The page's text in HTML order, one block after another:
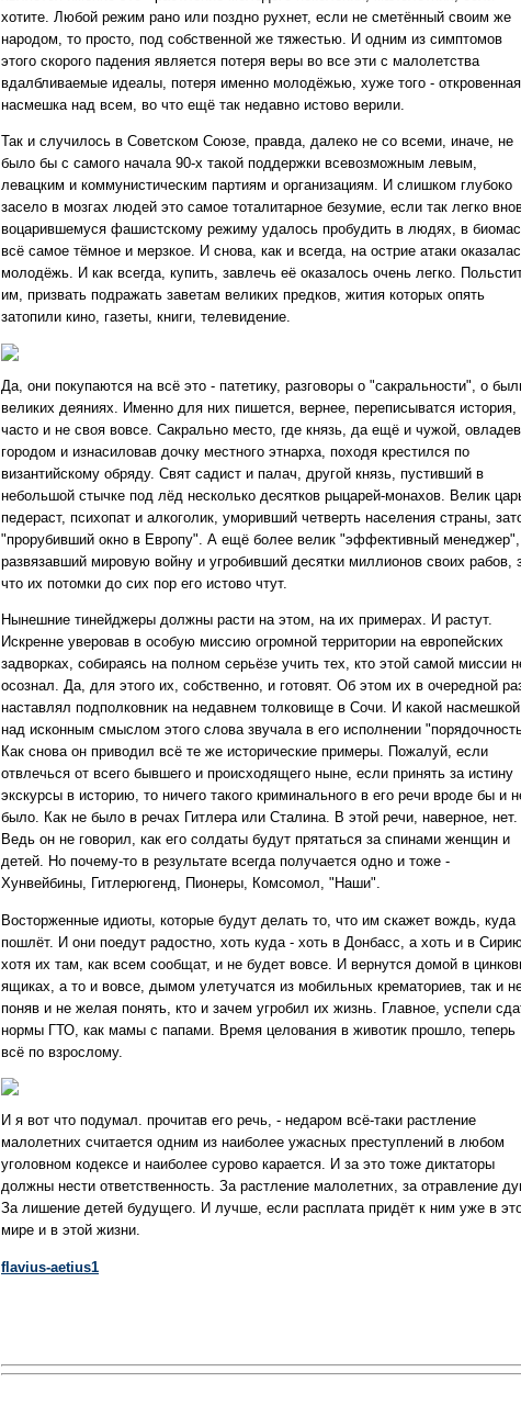
хотите. Любой режим рано или поздно рухнет, если не сметённый своим же
народом, то просто, под собственной же тяжестью. И одним из симптомов
этого скорого падения является потеря веры во все эти с малолетства
вдалбливаемые идеалы, потеря именно молодёжью, хуже того - откровенная
насмешка над всем, во что ещё так недавно истово верили.
Так и случилось в Советском Союзе, правда, далеко не со всеми, иначе, не
было бы с самого начала 90-х такой поддержки всевозможным левым,
левацким и коммунистическим партиям и организациям. И слишком глубоко
засело в мозгах людей это самое тоталитарное безумие, если так легко
воцарившемуся фашистскому режиму удалось пробудить в людях, в
всё самое тёмное и мерзкое. И снова, как и всегда, на острие атаки
молодёжь. И как всегда, купить, завлечь её оказалось очень легко.
им, призвать подражать заветам великих предков, жития которых опять
затопили кино, газеты, книги, телевидение.
Да, они покупаются на всё это - патетику, разговоры о "сакральности", о
великих деяниях. Именно для них пишется, вернее, переписыватся история,
часто и не своя вовсе. Сакрально место, где князь, да ещё и чужой, овладев
городом и изнасиловав дочку местного этнарха, походя крестился по
византийскому обряду. Свят садист и палач, другой князь, пустивший в
небольшой стычке под лёд несколько десятков рыцарей-монахов. Велик
педераст, психопат и алкоголик, уморивший четверть населения страны,
"прорубивший окно в Европу". А ещё более велик "эффективный менеджер",
развязавший мировую войну и угробивший десятки миллионов своих рабов,
что их потомки до сих пор его истово чтут.
Нынешние тинейджеры должны расти на этом, на их примерах. И растут.
Искренне уверовав в особую миссию огромной территории на европейских
задворках, собираясь на полном серьёзе учить тех, кто этой самой миссии
осознал. Да, для этого их, собственно, и готовят. Об этом их в очередной
наставлял подполковник на недавнем толковище в Сочи. И какой насмешкой
над исконным смыслом этого слова звучала в его исполнении
Как снова он приводил всё те же исторические примеры. Пожалуй, если
отвлечься от всего бывшего и происходящего ныне, если принять за истину
экскурсы в историю, то ничего такого криминального в его речи вроде бы и
было. Как не было в речах Гитлера или Сталина. В этой речи, наверное, нет.
Ведь он не говорил, как его солдаты будут прятаться за спинами женщин и
детей. Но почему-то в результате всегда получается одно и тоже -
Хунвейбины, Гитлерюгенд, Пионеры, Комсомол, "Наши".
Восторженные идиоты, которые будут делать то, что им скажет вождь, куда
пошлёт. И они поедут радостно, хоть куда - хоть в Донбасс, а хоть и в
хотя их там, как всем сообщат, и не будет вовсе. И вернутся домой в
ящиках, а то и вовсе, дымом улетучатся из мобильных крематориев, так и
поняв и не желая понять, кто и зачем угробил их жизнь. Главное, успели
нормы ГТО, как мамы с папами. Время целования в животик прошло, теперь
всё по взрослому.
И я вот что подумал. прочитав его речь, - недаром всё-таки растление
малолетних считается одним из наиболее ужасных преступлений в любом
уголовном кодексе и наиболее сурово карается. И за это тоже диктаторы
должны нести ответственность. За растление малолетних, за отравление
За лишение детей будущего. И лучше, если расплата придёт к ним уже в
мире и в этой жизни.
flavius-aetius1